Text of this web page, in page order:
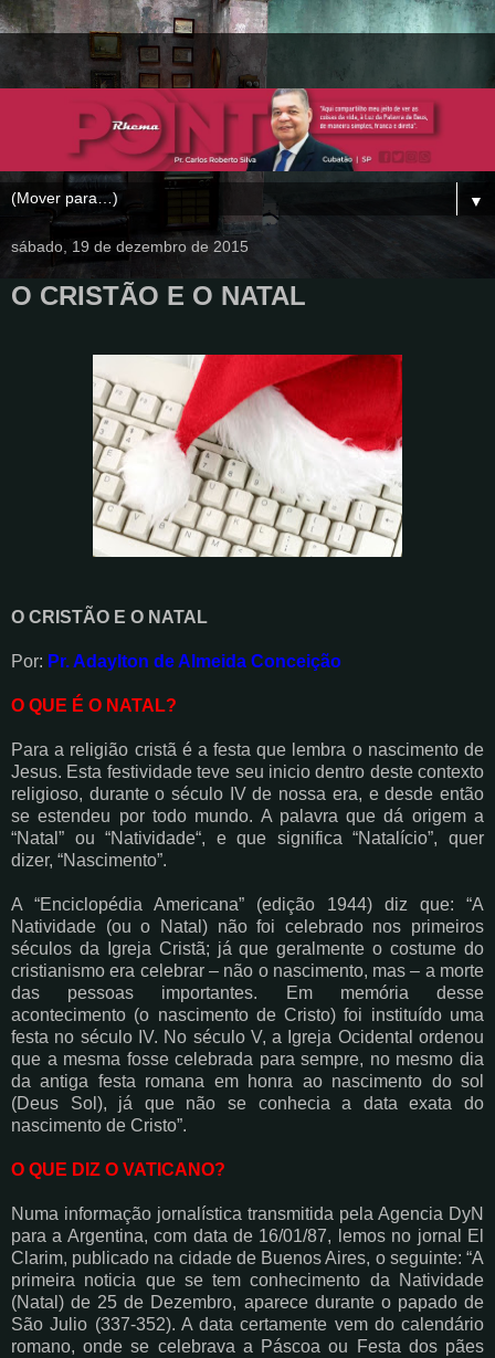
▼
sábado, 19 de dezembro de 2015
O CRISTÃO E O NATAL
O CRISTÃO E O NATAL
Por: Pr. Adaylton de Almeida Conceição
O QUE É O NATAL?
Para a religião cristã é a festa que lembra o nascimento de
Jesus. Esta festividade teve seu inicio dentro deste contexto
religioso, durante o século IV de nossa era, e desde então
se estendeu por todo mundo. A palavra que dá origem a
“Natal” ou “Natividade“, e que significa “Natalício”, quer
dizer, “Nascimento”.
A “Enciclopédia Americana” (edição 1944) diz que: “A
Natividade (ou o Natal) não foi celebrado nos primeiros
séculos da Igreja Cristã; já que geralmente o costume do
cristianismo era celebrar – não o nascimento, mas – a morte
das pessoas importantes. Em memória desse
acontecimento (o nascimento de Cristo) foi instituído uma
festa no século IV. No século V, a Igreja Ocidental ordenou
que a mesma fosse celebrada para sempre, no mesmo dia
da antiga festa romana em honra ao nascimento do sol
(Deus Sol), já que não se conhecia a data exata do
nascimento de Cristo”.
O QUE DIZ O VATICANO?
Numa informação jornalística transmitida pela Agencia DyN
para a Argentina, com data de 16/01/87, lemos no jornal El
Clarim, publicado na cidade de Buenos Aires, o seguinte: “A
primeira noticia que se tem conhecimento da Natividade
(Natal) de 25 de Dezembro, aparece durante o papado de
São Julio (337-352). A data certamente vem do calendário
romano, onde se celebrava a Páscoa ou Festa dos pães